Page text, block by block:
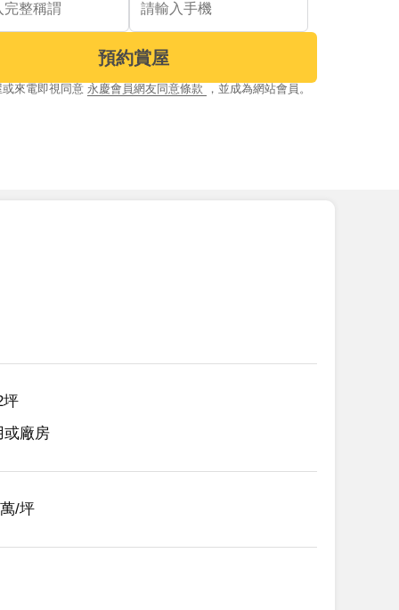
預約賞屋
來電即視同意 永慶會員網友同意條款 ，並成為網站會員。
坪
或廠房
/坪